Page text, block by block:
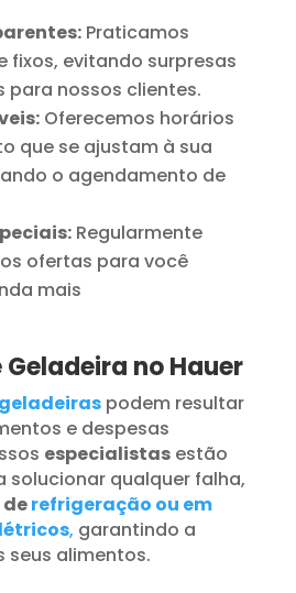
Praticamos
fixos, evitando surpresas
para nossos clientes.
Oferecemos horários
que se ajustam à sua
o agendamento de
Regularmente
ofertas para você
mais
no Hauer
geladeiraspodem resultar
e despesas
especialistasestão
solucionar qualquer falha,
refrigeração ou em
, garantindo a
seus alimentos.